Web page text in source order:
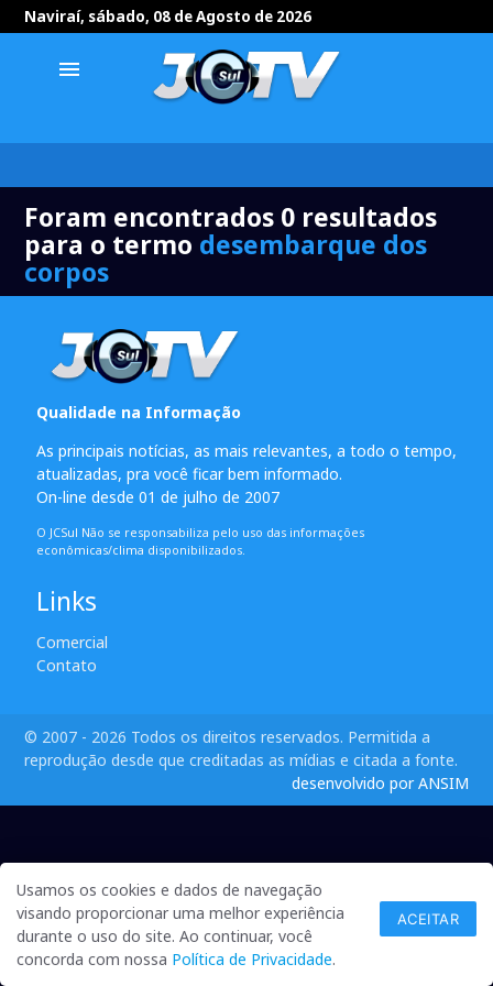
Naviraí, sábado, 08 de Agosto de 2026
menu
Foram encontrados 0 resultados
para o termo desembarque dos
corpos
Qualidade na Informação
As principais notícias, as mais relevantes, a todo o tempo,
atualizadas, pra você ficar bem informado.
On-line desde 01 de julho de 2007
O JCSul Não se responsabiliza pelo uso das informações
econômicas/clima disponibilizados.
Links
Comercial
Contato
© 2007 - 2026 Todos os direitos reservados. Permitida a
reprodução desde que creditadas as mídias e citada a fonte.
desenvolvido por ANSIM
Usamos os cookies e dados de navegação
visando proporcionar uma melhor experiência
durante o uso do site. Ao continuar, você
concorda com nossa Política de Privacidade.
ACEITAR